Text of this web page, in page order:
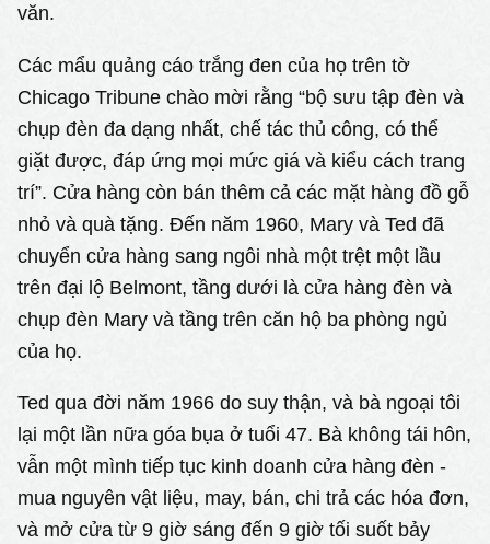
văn.
Các mẩu quảng cáo trắng đen của họ trên tờ
Chicago Tribune chào mời rằng “bộ sưu tập đèn và
chụp đèn đa dạng nhất, chế tác thủ công, có thể
giặt được, đáp ứng mọi mức giá và kiểu cách trang
trí”. Cửa hàng còn bán thêm cả các mặt hàng đồ gỗ
nhỏ và quà tặng. Đến năm 1960, Mary và Ted đã
chuyển cửa hàng sang ngôi nhà một trệt một lầu
trên đại lộ Belmont, tầng dưới là cửa hàng đèn và
chụp đèn Mary và tầng trên căn hộ ba phòng ngủ
của họ.
Ted qua đời năm 1966 do suy thận, và bà ngoại tôi
lại một lần nữa góa bụa ở tuổi 47. Bà không tái hôn,
vẫn một mình tiếp tục kinh doanh cửa hàng đèn -
mua nguyên vật liệu, may, bán, chi trả các hóa đơn,
và mở cửa từ 9 giờ sáng đến 9 giờ tối suốt bảy